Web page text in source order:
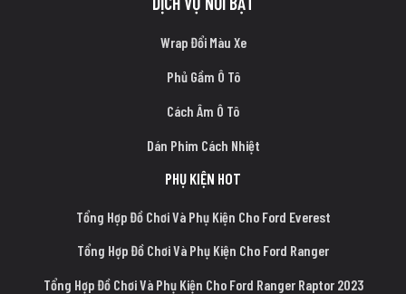
Wrap Đổi Màu Xe
Phủ Gầm Ô Tô
Cách Âm Ô Tô
Dán Phim Cách Nhiệt
PHỤ KIỆN HOT
Tổng Hợp Đồ Chơi Và Phụ Kiện Cho Ford Everest
Tổng Hợp Đồ Chơi Và Phụ Kiện Cho Ford Ranger
Tổng Hợp Đồ Chơi Và Phụ Kiện Cho Ford Ranger Raptor 2023